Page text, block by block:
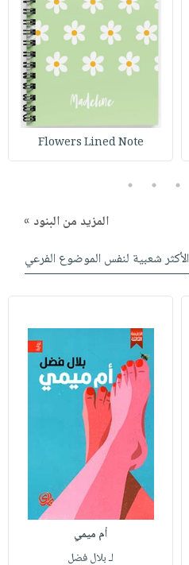
Flowers Lined Note
3
4
5
المزيد من البنود »
الأكثر شعبية لنفس الموضوع الفرعي
أم ميمي
لـ بلال فضل